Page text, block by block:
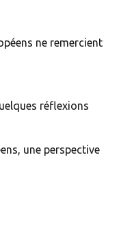
ne remercient
réflexions
une perspective